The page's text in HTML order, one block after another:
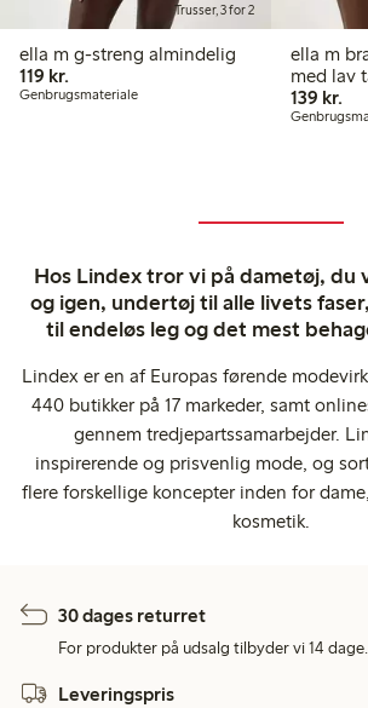
Trusser, 3 for 2
ella m g-streng almindelig
119 kr.
Genbrugsmateriale
ella m
med lav
139 kr.
Hos Lindex tror vi på dametøj, du
og igen, undertøj til alle livets
til endeløs leg og det mest
Lindex er en af Europas førende
440 butikker på 17 markeder, samt
gennem tredjepartssamarbejder.
inspirerende og prisvenlig mode, og
flere forskellige koncepter inden for
kosmetik.
30 dages returret
For produkter på udsalg tilbyder vi 14 dage.
Leveringspris